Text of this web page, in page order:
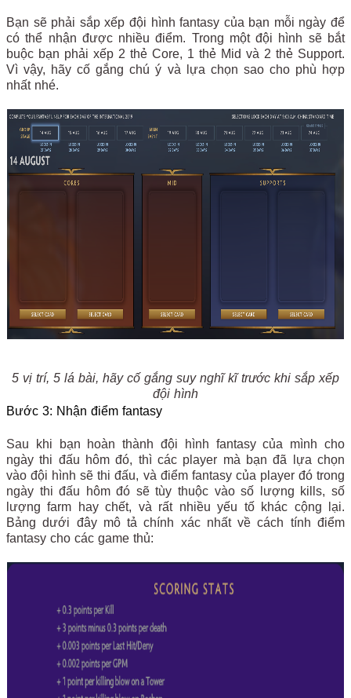
Bạn sẽ phải sắp xếp đội hình fantasy của bạn mỗi ngày để
có thể nhận được nhiều điểm. Trong một đội hình sẽ bắt
buộc bạn phải xếp 2 thẻ Core, 1 thẻ Mid và 2 thẻ Support.
Vì vậy, hãy cố gắng chú ý và lựa chọn sao cho phù hợp
nhất nhé.
5 vị trí, 5 lá bài, hãy cố gắng suy nghĩ kĩ trước khi sắp xếp
đội hình
Bước 3: Nhận điểm fantasy
Sau khi bạn hoàn thành đội hình fantasy của mình cho
ngày thi đấu hôm đó, thì các player mà bạn đã lựa chọn
vào đội hình sẽ thi đấu, và điểm fantasy của player đó trong
ngày thi đấu hôm đó sẽ tùy thuộc vào số lượng kills, số
lượng farm hay chết, và rất nhiều yếu tố khác cộng lại.
Bảng dưới đây mô tả chính xác nhất về cách tính điểm
fantasy cho các game thủ: